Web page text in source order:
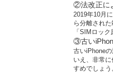
②法改正に
2019年10月
ら分離され
「SIMロッ
③古い
古いiPhone
いえ、非常
すめでしょう